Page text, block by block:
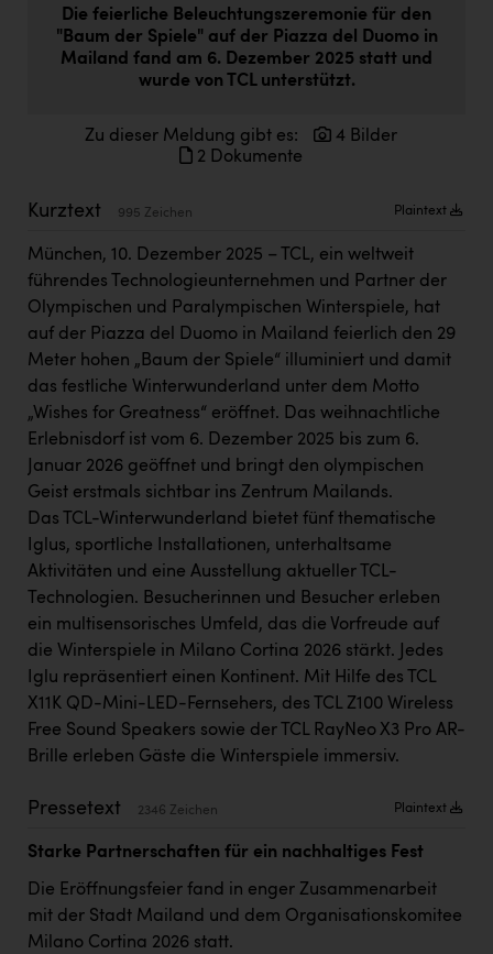
Doppler Gruppe
ERLUS AG
Firmenradl
HIG Infomotion Group
IFE Austria GmbH
Immotech
INTERSPAR
INTERSPORT Austria
Jesolo
Jane Goodall Institute Austria
Kärcher
Karin Liedl
KEBA
KIWI Kinderwunsch Institut Dr. Loimer
KLIPP Frisör
Kleider Bauer
Kremsmüller Anlagenbau GmbH
Orlen
Die feierliche Beleuchtungszeremonie für den
"Baum der Spiele" auf der Piazza del Duomo in
Mailand fand am 6. Dezember 2025 statt und
wurde von TCL unterstützt.
Zu dieser Meldung gibt es:
4 Bilder
2 Dokumente
Kurztext 995 Zeichen Plaintext
München, 10. Dezember 2025 – TCL, ein weltweit
führendes Technologieunternehmen und Partner der
Olympischen und Paralympischen Winterspiele, hat
auf der Piazza del Duomo in Mailand feierlich den 29
Meter hohen „Baum der Spiele“ illuminiert und damit
das festliche Winterwunderland unter dem Motto
„Wishes for Greatness“ eröffnet. Das weihnachtliche
Erlebnisdorf ist vom 6. Dezember 2025 bis zum 6.
Januar 2026 geöffnet und bringt den olympischen
Geist erstmals sichtbar ins Zentrum Mailands.
Das TCL-Winterwunderland bietet fünf thematische
Iglus, sportliche Installationen, unterhaltsame
Aktivitäten und eine Ausstellung aktueller TCL-
Technologien. Besucherinnen und Besucher erleben
ein multisensorisches Umfeld, das die Vorfreude auf
die Winterspiele in Milano Cortina 2026 stärkt. Jedes
Iglu repräsentiert einen Kontinent. Mit Hilfe des TCL
X11K QD-Mini-LED-Fernsehers, des TCL Z100 Wireless
Free Sound Speakers sowie der TCL RayNeo X3 Pro AR-
Brille erleben Gäste die Winterspiele immersiv.
Pressetext 2346 Zeichen Plaintext
Starke Partnerschaften für ein nachhaltiges Fest
Die Eröffnungsfeier fand in enger Zusammenarbeit
mit der Stadt Mailand und dem Organisationskomitee
Milano Cortina 2026 statt.